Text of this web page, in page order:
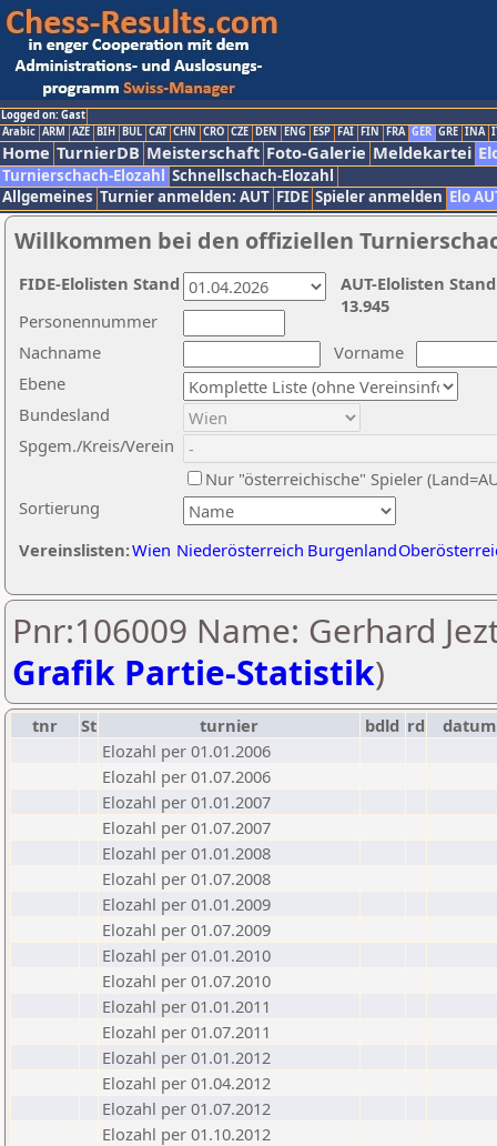
Logged on: Gast
Arabic ARM AZE BIH BUL CAT CHN CRO CZE DEN ENG ESP FAI FIN FRA GER GRE INA
Home TurnierDB Meisterschaft Foto-Galerie Meldekartei
Turnierschach-Elozahl Schnellschach-Elozahl
Allgemeines Turnier anmelden: AUT FIDE Spieler anmelden Elo
Willkommen bei den offiziellen
Nachname
Vorname
Ebene
Sortierung
Personennummer
Bundesland
Spgem./Kreis/Verein
Nur "österreichische" Spieler
Vereinslisten:Wien Niederösterreich Burgenland
AUT-Elolisten
13.945
FIDE-Elolisten Stand
Pnr:106009 Name: Gerhard
Grafik Partie-Statistik)
tnr St turnier bdld rd
datum
Elozahl per 01.01.2006
Elozahl per 01.07.2006
Elozahl per 01.01.2007
Elozahl per 01.07.2007
Elozahl per 01.01.2008
Elozahl per 01.07.2008
Elozahl per 01.01.2009
Elozahl per 01.07.2009
Elozahl per 01.01.2010
Elozahl per 01.07.2010
Elozahl per 01.01.2011
Elozahl per 01.07.2011
Elozahl per 01.01.2012
Elozahl per 01.04.2012
Elozahl per 01.07.2012
Elozahl per 01.10.2012